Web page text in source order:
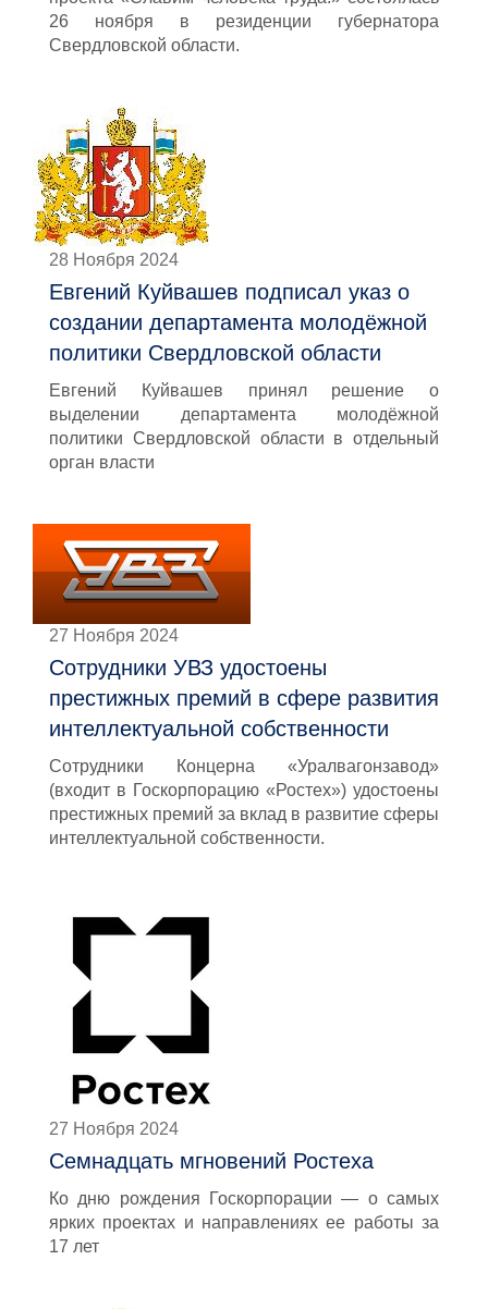
26 ноября в резиденции губернатора
Свердловской области.
28 Ноября 2024
Евгений Куйвашев подписал указ о
создании департамента молодёжной
политики Свердловской области
Евгений Куйвашев принял решение о
выделении департамента молодёжной
политики Свердловской области в отдельный
орган власти
27 Ноября 2024
Сотрудники УВЗ удостоены
престижных премий в сфере развития
интеллектуальной собственности
Сотрудники Концерна «Уралвагонзавод»
(входит в Госкорпорацию «Ростех») удостоены
престижных премий за вклад в развитие сферы
интеллектуальной собственности.
27 Ноября 2024
Семнадцать мгновений Ростеха
Ко дню рождения Госкорпорации — о самых
ярких проектах и направлениях ее работы за
17 лет